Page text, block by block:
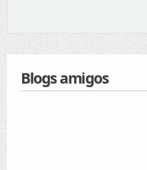
Blogs amigos